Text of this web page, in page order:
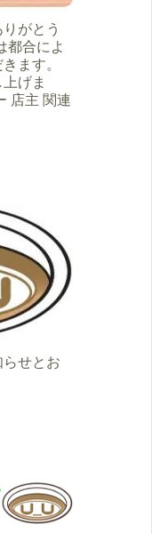
がとう
都合によ
ます。
げま
店主 関連
せとお